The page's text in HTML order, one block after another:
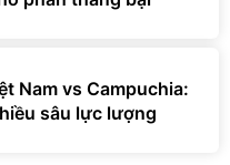
Nam vs Campuchia:
sâu lực lượng